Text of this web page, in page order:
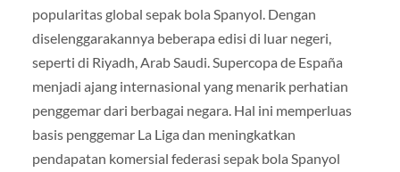
popularitas global sepak bola Spanyol. Dengan
diselenggarakannya beberapa edisi di luar negeri,
seperti di Riyadh, Arab Saudi. Supercopa de España
menjadi ajang internasional yang menarik perhatian
penggemar dari berbagai negara. Hal ini memperluas
basis penggemar La Liga dan meningkatkan
pendapatan komersial federasi sepak bola Spanyol